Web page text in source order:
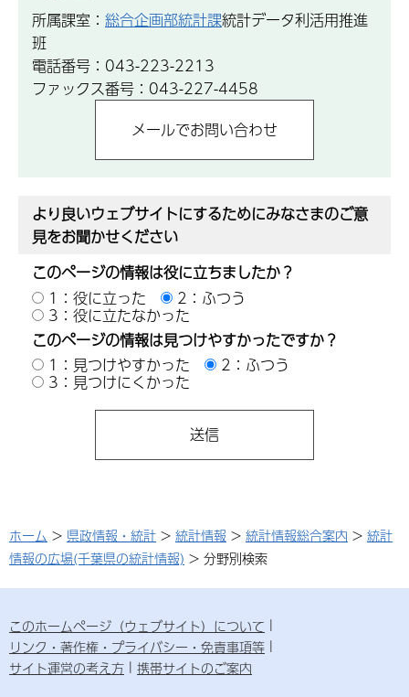
所属課室： 総合企画部統計課統計データ利活用推進
班
電話番号：043-223-2213
ファックス番号：043-227-4458
より良いウェブサイトにするためにみなさまのご意
見をお聞かせください
このページの情報は役に立ちましたか？
1：役に立った
2：ふつう
3：役に立たなかった
このページの情報は見つけやすかったですか？
1：見つけやすかった
2：ふつう
3：見つけにくかった
ホーム > 県政情報・統計 > 統計情報 > 統計情報総合案内 > 統計
情報の広場(千葉県の統計情報) > 分野別検索
このホームページ（ウェブサイト）について
リンク・著作権・プライバシー・免責事項等
サイト運営の考え方
携帯サイトのご案内